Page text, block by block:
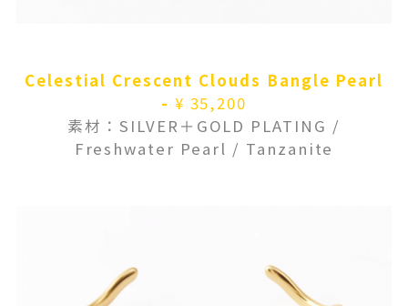
Celestial Crescent Clouds Bangle Pearl
- ¥ 35,200
素材：SILVER＋GOLD PLATING /
Freshwater Pearl / Tanzanite